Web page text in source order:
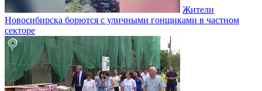
Жители
Новосибирска борются с уличными гонщиками в частном
секторе